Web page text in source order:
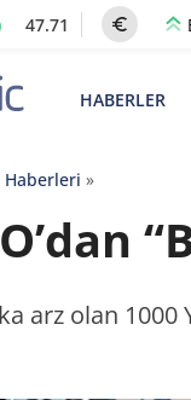
47.71
HABERLER
Haberleri »
arz olan